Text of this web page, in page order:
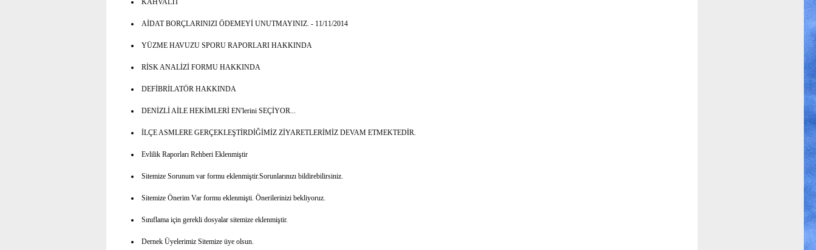
KAHVALTI
AİDAT BORÇLARINIZI ÖDEMEYİ UNUTMAYINIZ. - 11/11/2014
YÜZME HAVUZU SPORU RAPORLARI HAKKINDA
RİSK ANALİZİ FORMU HAKKINDA
DEFİBRİLATÖR HAKKINDA
DENİZLİ AİLE HEKİMLERİ EN'lerini SEÇİYOR...
İLÇE ASMLERE GERÇEKLEŞTİRDİĞİMİZ ZİYARETLERİMİZ DEVAM ETMEKTEDİR.
Evlilik Raporları Rehberi Eklenmiştir
Sitemize Sorunum var formu eklenmiştir.Sorunlarınızı bildirebilirsiniz.
Sitemize Önerim Var formu eklenmişti. Önerilerinizi bekliyoruz.
Sınıflama için gerekli dosyalar sitemize eklenmiştir.
Dernek Üyelerimiz Sitemize üye olsun.